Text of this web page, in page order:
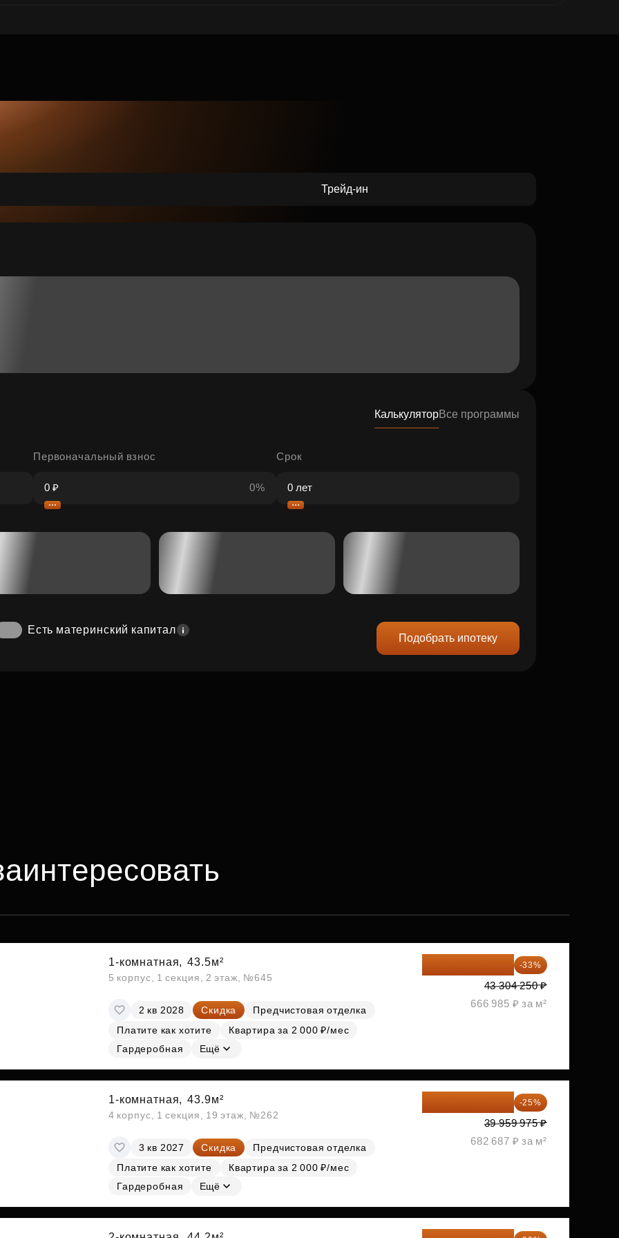
Трейд-ин
КалькуляторВсе программы
Первоначальный взнос
0%
Срок
Есть материнский капитал
Подобрать ипотеку
1-комнатная, 43.5м²
5 корпус, 1 секция, 2 этаж, №645
2 кв 2028 Скидка
Предчистовая отделка
Платите как хотите
Квартира за 2 000 ₽/мес
Гардеробная
Ещё
-33%
43 304 250 ₽
666 985 ₽ за м²
1-комнатная, 43.9м²
4 корпус, 1 секция, 19 этаж, №262
3 кв 2027 Скидка
Предчистовая отделка
Платите как хотите
Квартира за 2 000 ₽/мес
Гардеробная
Ещё
-25%
39 959 975 ₽
682 687 ₽ за м²